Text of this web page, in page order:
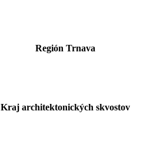
Región Trnava
Kraj architektonických skvostov